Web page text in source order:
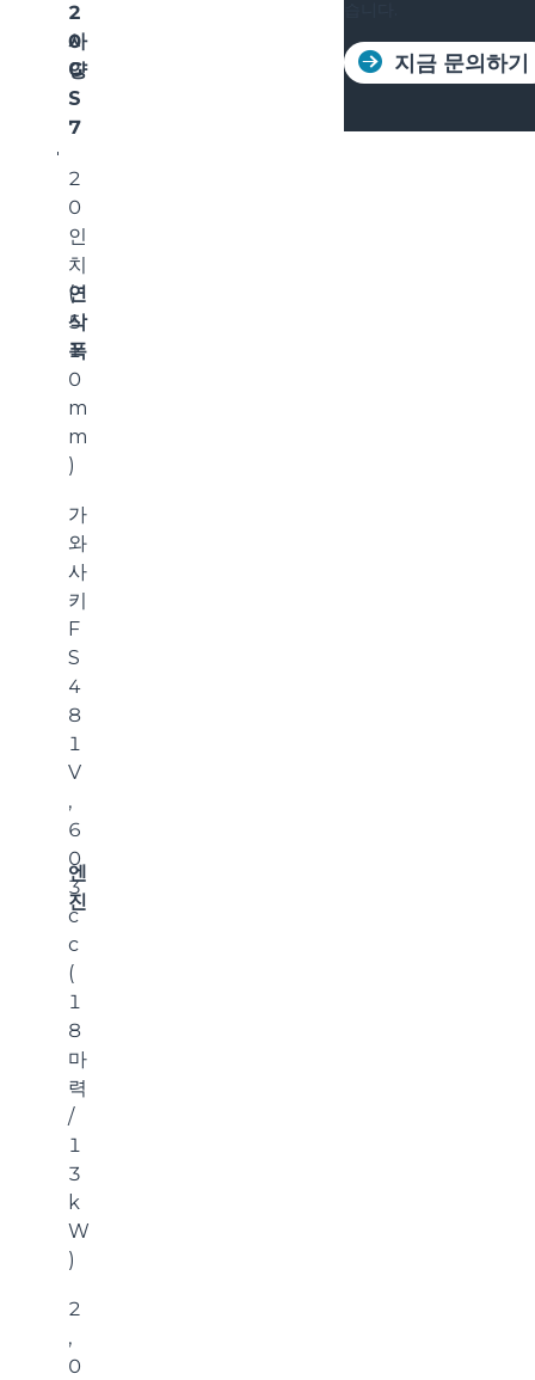
사
양
2
0
G
S
7
연
삭
폭
2
0
인
치
(
5
1
0
m
m
)
엔
진
가
와
사
키
F
S
4
8
1
V
,
6
0
3
c
c
(
1
8
마
력
/
1
3
k
W
)
2
,
0
지금 문의하기